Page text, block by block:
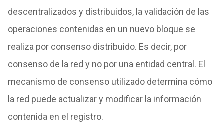
descentralizados y distribuidos, la validación de las
operaciones contenidas en un nuevo bloque se
realiza por consenso distribuido. Es decir, por
consenso de la red y no por una entidad central. El
mecanismo de consenso utilizado determina cómo
la red puede actualizar y modificar la información
contenida en el registro.